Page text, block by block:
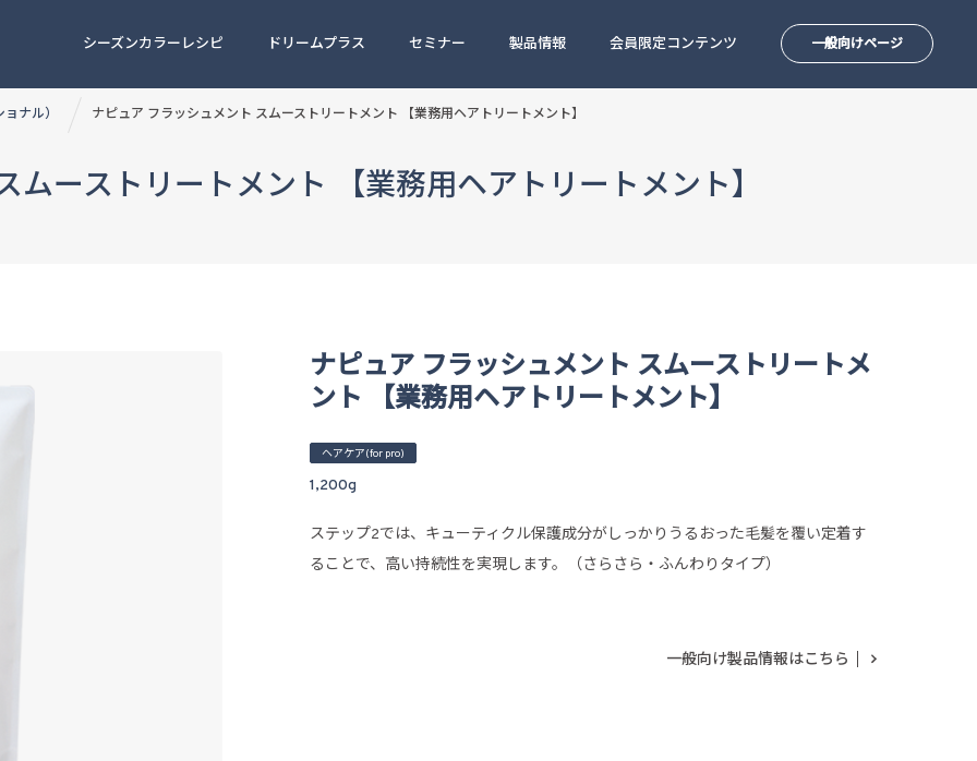
シーズンカラーレシピ ドリームプラス セミナー 製品情報 会員限定コンテンツ 一般向けページ
ムーストリートメント 【業務用ヘアトリートメント】
ナピュア フラッシュメント スムーストリートメ
ント 【業務用ヘアトリートメント】
ヘアケア(for pro)
1,200g
ステップ2では、キューティクル保護成分がしっかりうるおった毛髪を覆い定着す
ることで、高い持続性を実現します。（さらさら・ふんわりタイプ）
一般向け製品情報はこちら
ナル） ナピュア フラッシュメント スムーストリートメント 【業務用ヘアトリートメント】